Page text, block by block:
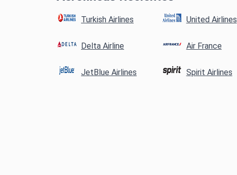
Turkish Airlines United Airlines
Delta Airline Air France
JetBlue Airlines Spirit Airlines